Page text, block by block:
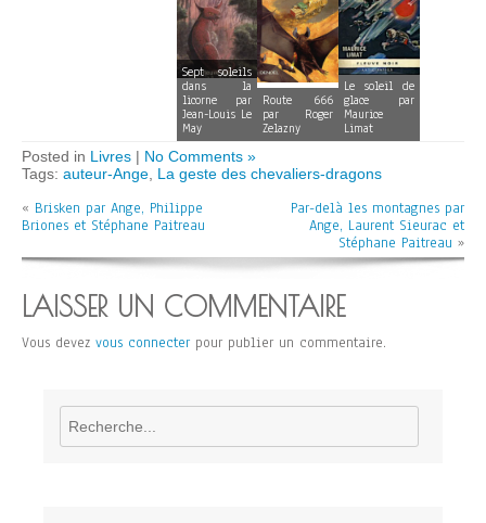
Sept soleils
dans la
licorne par
Jean-Louis Le
May
Route 666
par Roger
Zelazny
Le soleil de
glace par
Maurice
Limat
Posted in Livres | No Comments »
Tags: auteur-Ange, La geste des chevaliers-dragons
« Brisken par Ange, Philippe
Briones et Stéphane Paitreau
Par-delà les montagnes par
Ange, Laurent Sieurac et
Stéphane Paitreau »
LAISSER UN COMMENTAIRE
Vous devez vous connecter pour publier un commentaire.
Rechercher